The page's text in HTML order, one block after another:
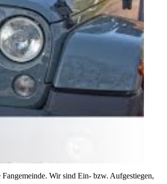
Wir sind Ein- bzw. Aufgestiegen,